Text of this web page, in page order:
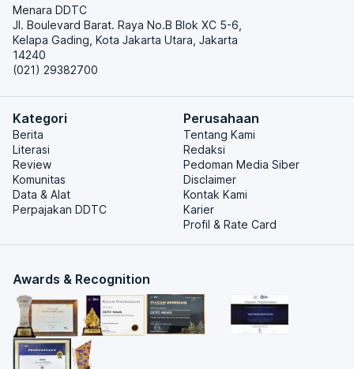
Menara DDTC
Jl. Boulevard Barat. Raya No.B Blok XC 5-6,
Kelapa Gading, Kota Jakarta Utara, Jakarta
14240
(021) 29382700
Kategori
Berita
Literasi
Review
Komunitas
Data & Alat
Perpajakan DDTC
Perusahaan
Tentang Kami
Redaksi
Pedoman Media Siber
Disclaimer
Kontak Kami
Karier
Profil & Rate Card
Awards & Recognition